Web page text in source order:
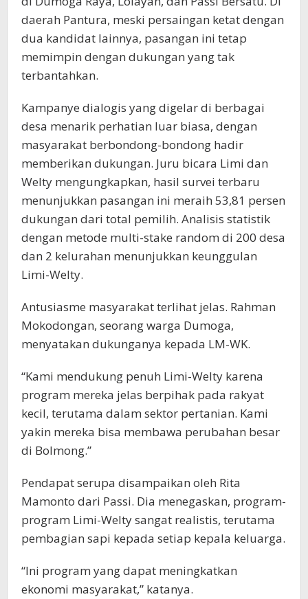
daerah Pantura, meski persaingan ketat dengan
dua kandidat lainnya, pasangan ini tetap
memimpin dengan dukungan yang tak
terbantahkan.
Kampanye dialogis yang digelar di berbagai
desa menarik perhatian luar biasa, dengan
masyarakat berbondong-bondong hadir
memberikan dukungan. Juru bicara Limi dan
Welty mengungkapkan, hasil survei terbaru
menunjukkan pasangan ini meraih 53,81 persen
dukungan dari total pemilih. Analisis statistik
dengan metode multi-stake random di 200 desa
dan 2 kelurahan menunjukkan keunggulan
Limi-Welty.
Antusiasme masyarakat terlihat jelas. Rahman
Mokodongan, seorang warga Dumoga,
menyatakan dukunganya kepada LM-WK.
“Kami mendukung penuh Limi-Welty karena
program mereka jelas berpihak pada rakyat
kecil, terutama dalam sektor pertanian. Kami
yakin mereka bisa membawa perubahan besar
di Bolmong.”
Pendapat serupa disampaikan oleh Rita
Mamonto dari Passi. Dia menegaskan, program-
program Limi-Welty sangat realistis, terutama
pembagian sapi kepada setiap kepala keluarga.
“Ini program yang dapat meningkatkan
ekonomi masyarakat,” katanya.